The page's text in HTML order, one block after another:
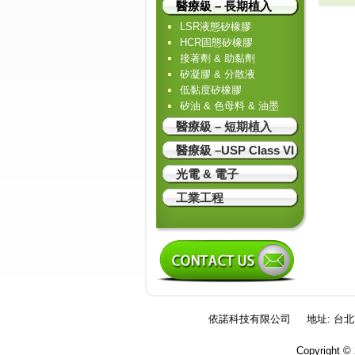
醫療級 – 長期植入
LSR液態矽橡膠
HCR固態矽橡膠
接著劑 & 助黏劑
矽凝膠 & 分散液
低黏度矽橡膠
矽油 & 色母料 & 油墨
醫療級 – 短期植入
醫療級 –USP Class VI
光電 & 電子
工業工程
依諾科技有限公司 地址: 台
Copyright ©